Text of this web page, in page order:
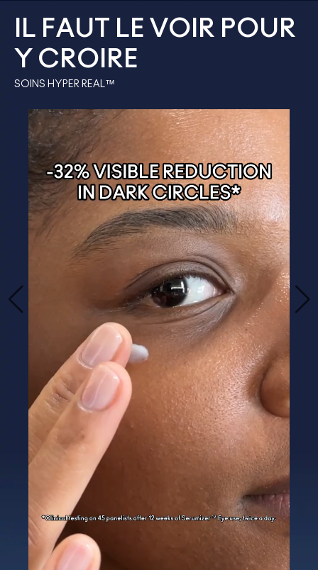
IL FAUT LE VOIR POUR
Y CROIRE
SOINS HYPER REAL™